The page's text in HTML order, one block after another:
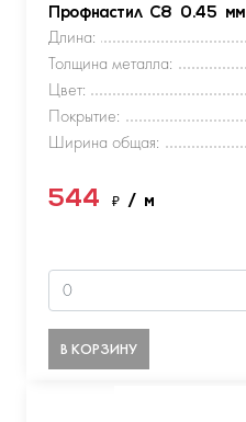
Профнастил С8 0.45 мм
Длина:
Толщина металла:
Цвет:
Покрытие:
Ширина общая:
544 ₽ / м
В КОРЗИНУ